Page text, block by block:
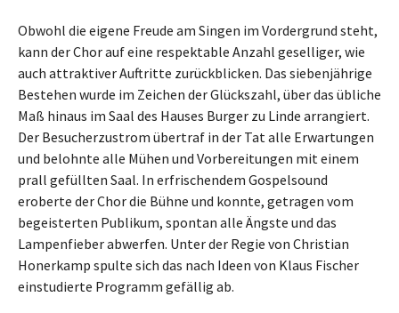
Obwohl die eigene Freude am Singen im Vordergrund steht,
kann der Chor auf eine respektable Anzahl geselliger, wie
auch attraktiver Auftritte zurückblicken. Das siebenjährige
Bestehen wurde im Zeichen der Glückszahl, über das übliche
Maß hinaus im Saal des Hauses Burger zu Linde arrangiert.
Der Besucherzustrom übertraf in der Tat alle Erwartungen
und belohnte alle Mühen und Vorbereitungen mit einem
prall gefüllten Saal. In erfrischendem Gospelsound
eroberte der Chor die Bühne und konnte, getragen vom
begeisterten Publikum, spontan alle Ängste und das
Lampenfieber abwerfen. Unter der Regie von Christian
Honerkamp spulte sich das nach Ideen von Klaus Fischer
einstudierte Programm gefällig ab.